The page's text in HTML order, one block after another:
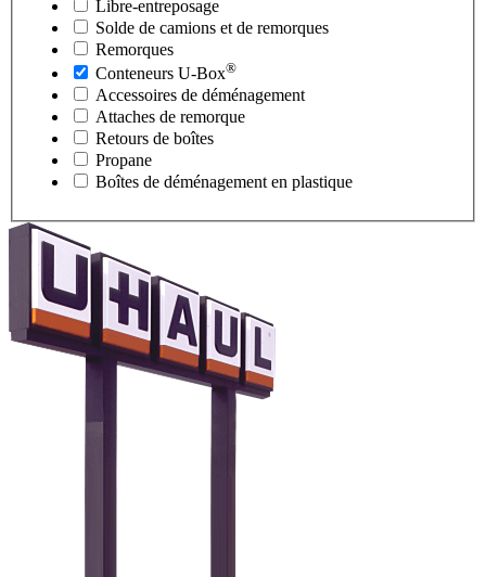
Libre-entreposage
Solde de camions et de remorques
Remorques
Conteneurs U-Box®
Accessoires de déménagement
Attaches de remorque
Retours de boîtes
Propane
Boîtes de déménagement en plastique